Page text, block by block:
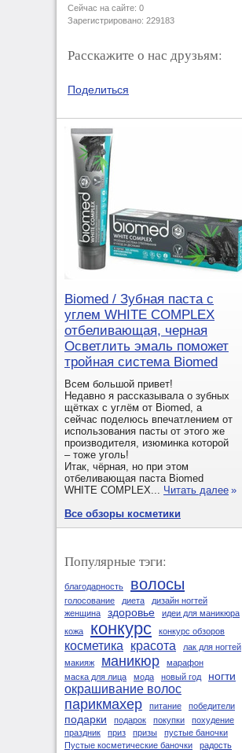
Сейчас на сайте: 0
Зарегистрировано: 229183
Расскажите о нас друзьям:
Поделиться
Biomed / Зубная паста с
углем WHITE COMPLEX
отбеливающая, черная
Осветлить эмаль поможет
тройная система Biomed
Всем большой привет!
Недавно я рассказывала о зубных
щётках с углём от Biomed, а
сейчас поделюсь впечатлением от
использования пасты от этого же
производителя, изюминка которой
– тоже уголь!
Итак, чёрная, но при этом
отбеливающая паста Biomed
WHITE COMPLEX... Читать далее »
Все обзоры косметики
Популярные тэги:
благодарность волосы
голосование диета
дизайн ногтей
женщина
здоровье
идеи для маникюра
кожа
конкурс конкурс обзоров
косметика красота
лак для ногтей
макияж
маникюр
марафон
маска для лица
мода новый год ногти
окрашивание волос
парикмахер питание победители
подарки подарок покупки
похудение
праздник
приз призы
пустые баночки
Пустые косметические баночки
радость